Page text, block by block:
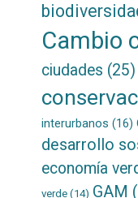
Cambio
ciudades (25)
interurbanos (16)
desarrollo
economía
verde(14) GAM